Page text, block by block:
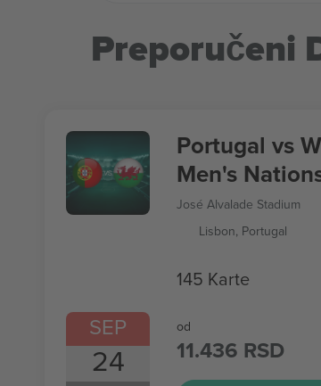
Preporučeni
SEP
24
Portugal vs
Men's
League
José Alvalade Stadium
Lisbon, Portugal
145 Karte
od
11.436 RSD